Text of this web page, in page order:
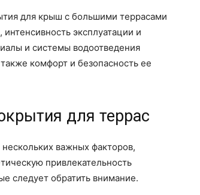
для крыш с большими террасами
эксплуатации и
и системы водоотведения
комфорт и безопасность ее
для террас
важных факторов,
привлекательность
следует обратить внимание.